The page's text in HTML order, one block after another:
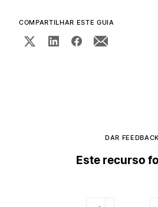
COMPARTILHAR ESTE GUIA
DAR FEEDBACK
Este recurso